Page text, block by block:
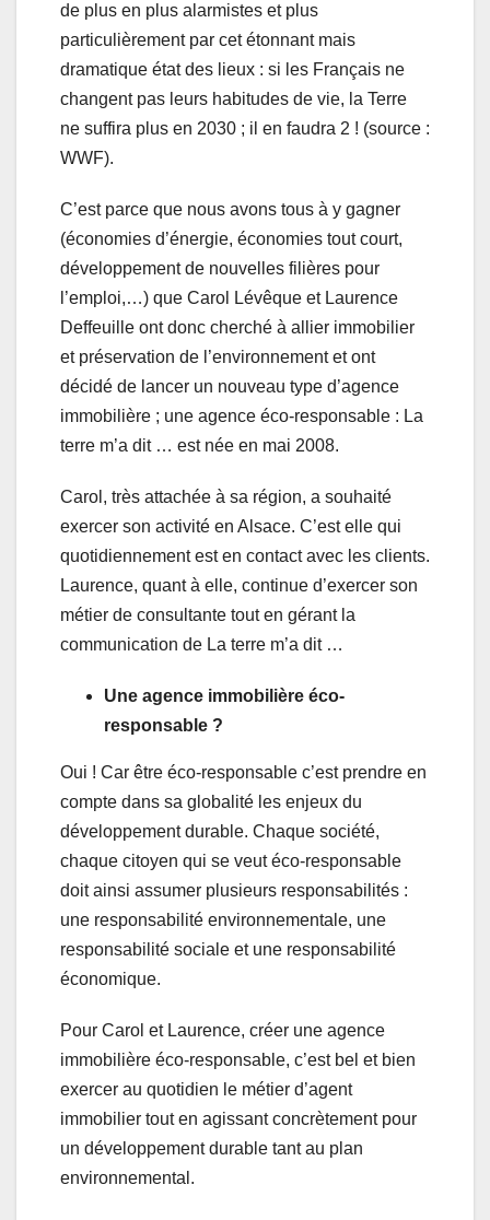
de plus en plus alarmistes et plus
particulièrement par cet étonnant mais
dramatique état des lieux : si les Français ne
changent pas leurs habitudes de vie, la Terre
ne suffira plus en 2030 ; il en faudra 2 ! (source :
WWF).
C’est parce que nous avons tous à y gagner
(économies d’énergie, économies tout court,
développement de nouvelles filières pour
l’emploi,…) que Carol Lévêque et Laurence
Deffeuille ont donc cherché à allier immobilier
et préservation de l’environnement et ont
décidé de lancer un nouveau type d’agence
immobilière ; une agence éco-responsable : La
terre m’a dit … est née en mai 2008.
Carol, très attachée à sa région, a souhaité
exercer son activité en Alsace. C’est elle qui
quotidiennement est en contact avec les clients.
Laurence, quant à elle, continue d’exercer son
métier de consultante tout en gérant la
communication de La terre m’a dit …
Une agence immobilière éco-
responsable ?
Oui ! Car être éco-responsable c’est prendre en
compte dans sa globalité les enjeux du
développement durable. Chaque société,
chaque citoyen qui se veut éco-responsable
doit ainsi assumer plusieurs responsabilités :
une responsabilité environnementale, une
responsabilité sociale et une responsabilité
économique.
Pour Carol et Laurence, créer une agence
immobilière éco-responsable, c’est bel et bien
exercer au quotidien le métier d’agent
immobilier tout en agissant concrètement pour
un développement durable tant au plan
environnemental.